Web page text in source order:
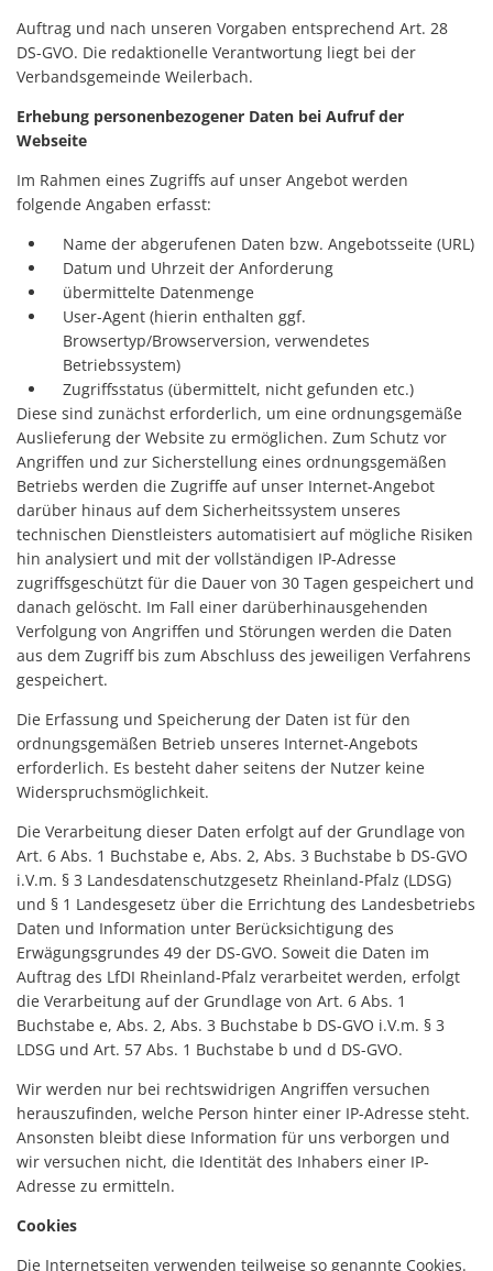
Auftrag und nach unseren Vorgaben entsprechend Art. 28
DS-GVO. Die redaktionelle Verantwortung liegt bei der
Verbandsgemeinde Weilerbach.
Erhebung personenbezogener Daten bei Aufruf der
Webseite
Im Rahmen eines Zugriffs auf unser Angebot werden
folgende Angaben erfasst:
Name der abgerufenen Daten bzw. Angebotsseite (URL)
Datum und Uhrzeit der Anforderung
übermittelte Datenmenge
User-Agent (hierin enthalten ggf.
Browsertyp/Browserversion, verwendetes
Betriebssystem)
Zugriffsstatus (übermittelt, nicht gefunden etc.)
Diese sind zunächst erforderlich, um eine ordnungsgemäße
Auslieferung der Website zu ermöglichen. Zum Schutz vor
Angriffen und zur Sicherstellung eines ordnungsgemäßen
Betriebs werden die Zugriffe auf unser Internet-Angebot
darüber hinaus auf dem Sicherheitssystem unseres
technischen Dienstleisters automatisiert auf mögliche Risiken
hin analysiert und mit der vollständigen IP-Adresse
zugriffsgeschützt für die Dauer von 30 Tagen gespeichert und
danach gelöscht. Im Fall einer darüberhinausgehenden
Verfolgung von Angriffen und Störungen werden die Daten
aus dem Zugriff bis zum Abschluss des jeweiligen Verfahrens
gespeichert.
Die Erfassung und Speicherung der Daten ist für den
ordnungsgemäßen Betrieb unseres Internet-Angebots
erforderlich. Es besteht daher seitens der Nutzer keine
Widerspruchsmöglichkeit.
Die Verarbeitung dieser Daten erfolgt auf der Grundlage von
Art. 6 Abs. 1 Buchstabe e, Abs. 2, Abs. 3 Buchstabe b DS-GVO
i.V.m. § 3 Landesdatenschutzgesetz Rheinland-Pfalz (LDSG)
und § 1 Landesgesetz über die Errichtung des Landesbetriebs
Daten und Information unter Berücksichtigung des
Erwägungsgrundes 49 der DS-GVO. Soweit die Daten im
Auftrag des LfDI Rheinland-Pfalz verarbeitet werden, erfolgt
die Verarbeitung auf der Grundlage von Art. 6 Abs. 1
Buchstabe e, Abs. 2, Abs. 3 Buchstabe b DS-GVO i.V.m. § 3
LDSG und Art. 57 Abs. 1 Buchstabe b und d DS-GVO.
Wir werden nur bei rechtswidrigen Angriffen versuchen
herauszufinden, welche Person hinter einer IP-Adresse steht.
Ansonsten bleibt diese Information für uns verborgen und
wir versuchen nicht, die Identität des Inhabers einer IP-
Adresse zu ermitteln.
Cookies
Die Internetseiten verwenden teilweise so genannte Cookies.